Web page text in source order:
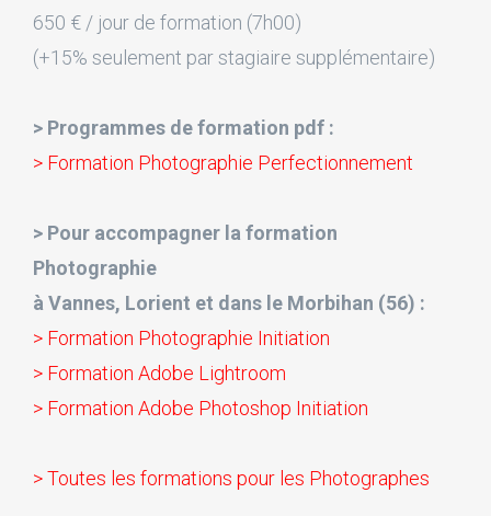
650 € / jour de formation (7h00)
(+15% seulement par stagiaire supplémentaire)
> Programmes de formation pdf :
> Formation Photographie Perfectionnement
> Pour accompagner la formation
Photographie
à Vannes, Lorient et dans le Morbihan (56) :
> Formation Photographie Initiation
> Formation Adobe Lightroom
> Formation Adobe Photoshop Initiation
> Toutes les formations pour les Photographes